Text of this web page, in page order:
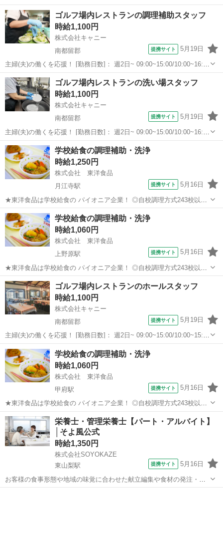
11:00~15:00/11:00~13:00/11:00~14:00/11:00~16:00/11:00~17:00 月/
火/水/木/金/土/日 などから選べます ...
山梨 南都留郡 その他
ゴルフ場内レストランの調理補助スタッフ
時給1,100円
株式会社キャニー
南都留郡
提携サイト 5月19日
主婦(夫)の働くを応援！ [勤務日数]： 週2日~ 09:00~15:00/10:00~16:00
月/火/水/木/金/土/日 などから選べます [勤務地・最寄駅]： 山梨県南都
留郡富士河口湖町船津6236 河口湖カント...
山梨 南都留郡 その他
ゴルフ場内レストランの洗い場スタッフ
時給1,100円
株式会社キャニー
南都留郡
提携サイト 5月19日
主婦(夫)の働くを応援！ [勤務日数]： 週2日~ 09:00~15:00/10:00~16:00
月/火/水/木/金/土/日 などから選べます [勤務地・最寄駅]： 山梨県南都
留郡富士河口湖町船津6236 河口湖カント...
山梨 南都留郡 その他
学校給食の調理補助・洗浄
時給1,250円
株式会社 東洋食品
月江寺駅
提携サイト 5月16日
★東洋食品は学校給食の パイオニア企業！ ◎自校調理方式243校以上/
◎センター方式321箇所以上 ★当社は北海道から九州まで 全国の子ど
もたちの6人に1人、 1日あたり「150万食以上」 の学校給食を提供し
ている 会...
山梨 南都留郡 月江寺駅 その他
学校給食の調理補助・洗浄
時給1,060円
株式会社 東洋食品
上野原駅
提携サイト 5月16日
★東洋食品は学校給食の パイオニア企業！ ◎自校調理方式243校以上/
◎センター方式321箇所以上 ★当社は北海道から九州まで 全国の子ど
もたちの6人に1人、 1日あたり「150万食以上」 の学校給食を提供し
ている 会...
山梨 上野原市 上野原駅 その他
ゴルフ場内レストランのホールスタッフ
時給1,100円
株式会社キャニー
南都留郡
提携サイト 5月19日
主婦(夫)の働くを応援！ [勤務日数]： 週2日~ 09:00~15:00/10:00~15:00
月/火/水/木/金/土/日 などから選べます [勤務地・最寄駅]： 山梨県南都
留郡富士河口湖町船津6236 河口湖カント...
山梨 南都留郡 その他
学校給食の調理補助・洗浄
時給1,060円
株式会社 東洋食品
甲府駅
提携サイト 5月16日
★東洋食品は学校給食の パイオニア企業！ ◎自校調理方式243校以上/
◎センター方式321箇所以上 ★当社は北海道から九州まで 全国の子ど
もたちの6人に1人、 1日あたり「150万食以上」 の学校給食を提供し
ている 会...
山梨 甲府市 甲府駅 その他
栄養士・管理栄養士【パート・アルバイト】
│そよ風公式
時給1,350円
株式会社SOYOKAZE
東山梨駅
提携サイト 5月16日
お客様の食事形態や地域の味覚に合わせた献立編集や食材の発注・在
庫管理、帳票作成、食材費の管理などを担当。 調理補助や配膳・下